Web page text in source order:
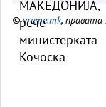
©vreme.mk, правата